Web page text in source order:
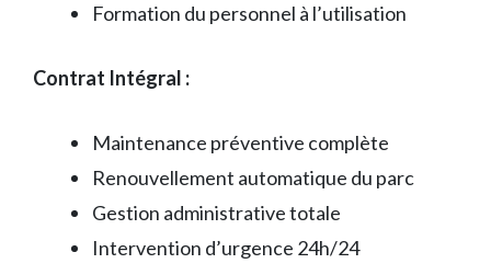
Formation du personnel à l’utilisation
Contrat Intégral :
Maintenance préventive complète
Renouvellement automatique du parc
Gestion administrative totale
Intervention d’urgence 24h/24